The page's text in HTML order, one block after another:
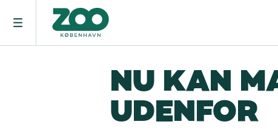
NU KAN
UDENFOR